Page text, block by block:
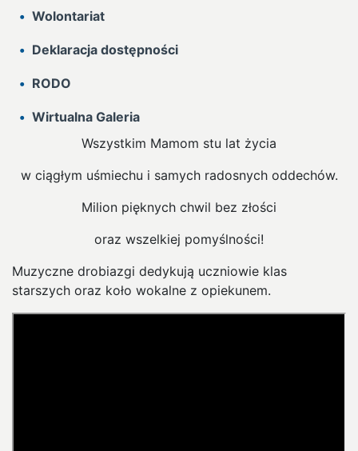
Wolontariat
Deklaracja dostępności
RODO
Wirtualna Galeria
Wszystkim Mamom stu lat życia
w ciągłym uśmiechu i samych radosnych oddechów.
Milion pięknych chwil bez złości
oraz wszelkiej pomyślności!
Muzyczne drobiazgi dedykują uczniowie klas
starszych oraz koło wokalne z opiekunem.